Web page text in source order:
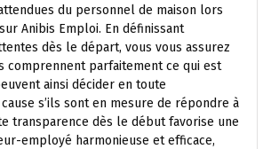
du personnel de maison lors
Anibis Emploi. En définissant
dès le départ, vous vous assurez
comprennent parfaitement ce qui est
ainsi décider en toute
s’ils sont en mesure de répondre à
transparence dès le début favorise une
employé harmonieuse et efficace,